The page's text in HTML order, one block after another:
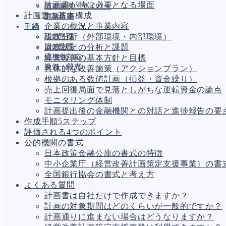
情報漏洩・サイバー
事業再編
手続
私的整理
法的整理
債権者対応
換価・競売
695
資金繰り193
融資308
資産売却194
法務1,099
差押・強制執行231
法令違反・行政処分318
訴訟・不正279
損害賠償・知的財産271
157
ガバナンス90
再建準備67
計画書が特に必要となる場面
計画書の基本構成
企業の概況と事業内容
現状分析（外部環境・内部環境）
財務状況の分析と課題
経営改善の基本方針と目標
具体的な改善施策（アクションプラン）
根拠のある数値計画（損益・資金繰り）
売上回復局面で見落としがちな運転資金の論点
モニタリング体制
計画提出後の金融機関との対話と進捗報告の要
作成手順5ステップ
評価される4つのポイント
公的機関の書式
日本政策金融公庫の書式の特徴
中小企業庁（経営改善計画策定支援事業）の書
全国銀行協会の書式と考え方
よくある質問
計画書は自社だけで作成できますか？
計画の対象期間はどのくらいが一般的ですか？
計画通りに進まない場合はどうなりますか？